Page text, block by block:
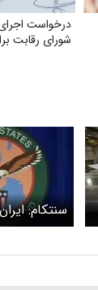
شورای رقابت
سنتکام:
۵۰۰